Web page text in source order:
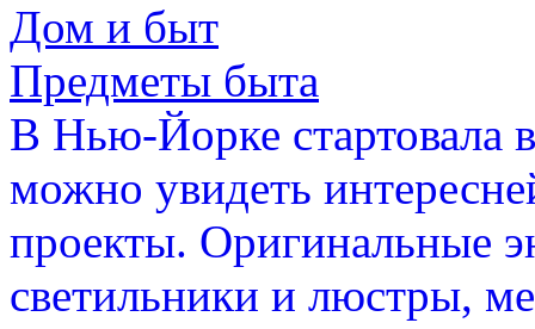
Дом и быт
Предметы быта
В Нью-Йорке стартовала
можно увидеть
проекты. Оригинальные
светильники и люстры,